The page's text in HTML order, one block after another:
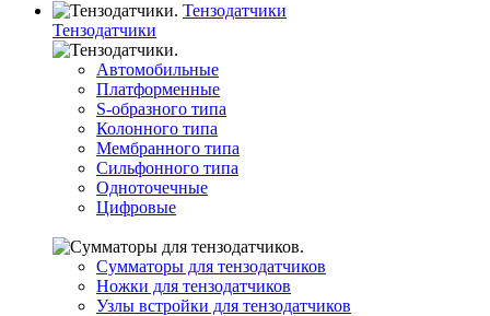
Тензодатчики
Тензодатчики
Автомобильные
Платформенные
S-образного типа
Колонного типа
Мембранного типа
Сильфонного типа
Одноточечные
Цифровые
Сумматоры для тензодатчиков
Ножки для тензодатчиков
Узлы встройки для тензодатчиков